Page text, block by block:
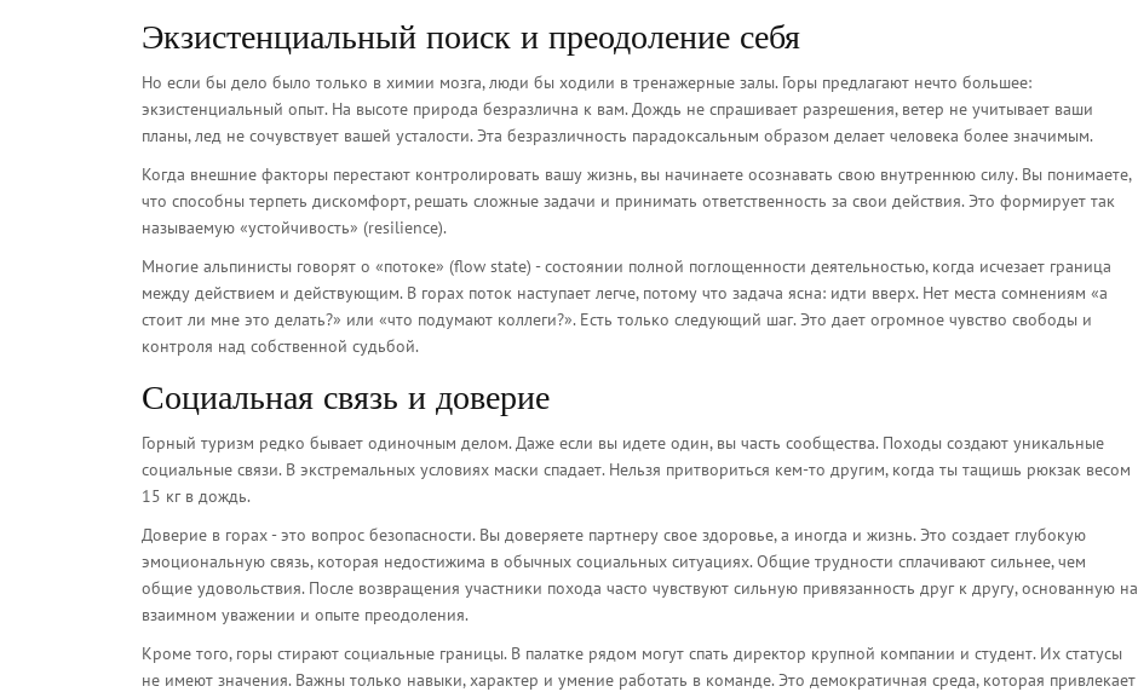
Экзистенциальный поиск и преодоление себя
Но если бы дело было только в химии мозга, люди бы ходили в тренажерные залы. Горы предлагают нечто большее:
экзистенциальный опыт. На высоте природа безразлична к вам. Дождь не спрашивает разрешения, ветер не учитывает ваши
планы, лед не сочувствует вашей усталости. Эта безразличность парадоксальным образом делает человека более значимым.
Когда внешние факторы перестают контролировать вашу жизнь, вы начинаете осознавать свою внутреннюю силу. Вы понимаете,
что способны терпеть дискомфорт, решать сложные задачи и принимать ответственность за свои действия. Это формирует так
называемую «устойчивость» (resilience).
Многие альпинисты говорят о «потоке» (flow state) - состоянии полной поглощенности деятельностью, когда исчезает граница
между действием и действующим. В горах поток наступает легче, потому что задача ясна: идти вверх. Нет места сомнениям «а
стоит ли мне это делать?» или «что подумают коллеги?». Есть только следующий шаг. Это дает огромное чувство свободы и
контроля над собственной судьбой.
Социальная связь и доверие
Горный туризм редко бывает одиночным делом. Даже если вы идете один, вы часть сообщества. Походы создают уникальные
социальные связи. В экстремальных условиях маски спадает. Нельзя притвориться кем-то другим, когда ты тащишь рюкзак весом
15 кг в дождь.
Доверие в горах - это вопрос безопасности. Вы доверяете партнеру свое здоровье, а иногда и жизнь. Это создает глубокую
эмоциональную связь, которая недостижима в обычных социальных ситуациях. Общие трудности сплачивают сильнее, чем
общие удовольствия. После возвращения участники похода часто чувствуют сильную привязанность друг к другу, основанную на
взаимном уважении и опыте преодоления.
Кроме того, горы стирают социальные границы. В палатке рядом могут спать директор крупной компании и студент. Их статусы
не имеют значения. Важны только навыки, характер и умение работать в команде. Это демократичная среда, которая привлекает